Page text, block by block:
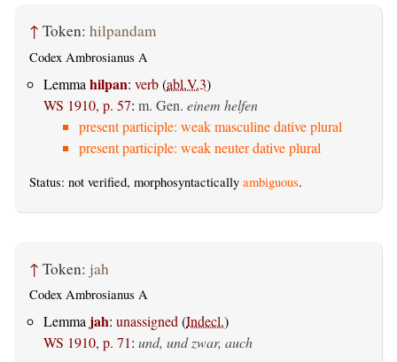
↑ Token: hilpandam
Codex Ambrosianus A
Lemma hilpan: verb(abl.V.3)
WS 1910, p. 57: m. Gen. einem helfen
present participle: weak masculine dative plural
present participle: weak neuter dative plural
Status: not verified, morphosyntactically ambiguous.
↑ Token: jah
Codex Ambrosianus A
Lemma jah: unassigned(Indecl.)
WS 1910, p. 71: und, und zwar, auch